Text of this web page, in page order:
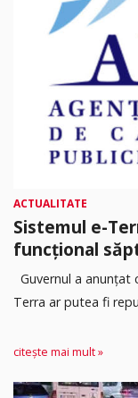
ACTUALITATE
Sistemul e-
funcțional
Guvernul a anunțat
Terra ar putea fi
citește mai mult »